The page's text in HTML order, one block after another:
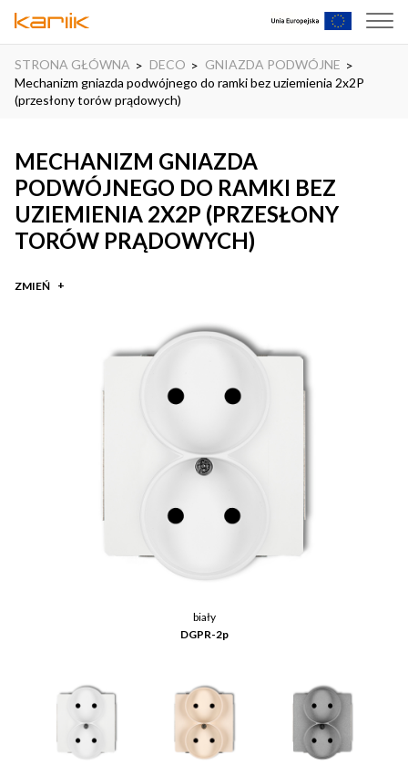
STRONA GŁÓWNA DECO
GNIAZDA PODWÓJNE
Mechanizm gniazda podwójnego do ramki bez uziemienia 2x2P
(przesłony torów prądowych)
MECHANIZM GNIAZDA
PODWÓJNEGO DO RAMKI BEZ
UZIEMIENIA 2X2P (PRZESŁONY
TORÓW PRĄDOWYCH)
ZMIEŃ
biały
DGPR-2p